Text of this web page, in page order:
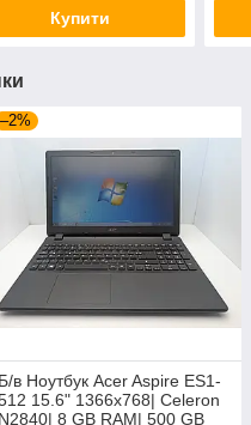
Купити
–2%
Б/в Ноутбук Acer Aspire ES1-
15.6" 1366x768| Celeron
N2840| 8 GB RAM| 500 GB